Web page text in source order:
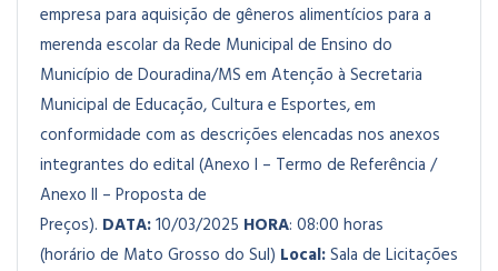
empresa para aquisição de gêneros alimentícios para a
merenda escolar da Rede Municipal de Ensino do
Município de Douradina/MS em Atenção à Secretaria
Municipal de Educação, Cultura e Esportes, em
conformidade com as descrições elencadas nos anexos
integrantes do edital (Anexo I – Termo de Referência /
Anexo II – Proposta de
Preços). DATA:10/03/2025 HORA: 08:00 horas
(horário de Mato Grosso do Sul) Local:Sala de Licitações